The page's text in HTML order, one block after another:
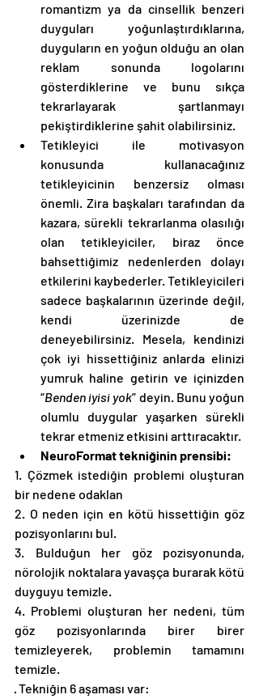
romantizm ya da cinsellik benzeri
duyguları yoğunlaştırdıklarına,
duyguların en yoğun olduğu an olan
reklam sonunda logolarını
gösterdiklerine ve bunu sıkça
tekrarlayarak şartlanmayı
pekiştirdiklerine şahit olabilirsiniz.
Tetikleyici ile motivasyon
konusunda kullanacağınız
tetikleyicinin benzersiz olması
önemli. Zira başkaları tarafından da
kazara, sürekli tekrarlanma olasılığı
olan tetikleyiciler, biraz önce
bahsettiğimiz nedenlerden dolayı
etkilerini kaybederler. Tetikleyicileri
sadece başkalarının üzerinde değil,
kendi üzerinizde de
deneyebilirsiniz. Mesela, kendinizi
çok iyi hissettiğiniz anlarda elinizi
yumruk haline getirin ve içinizden
“Benden iyisi yok” deyin. Bunu yoğun
olumlu duygular yaşarken sürekli
tekrar etmeniz etkisini arttıracaktır.
NeuroFormat tekniğinin prensibi:
1. Çözmek istediğin problemi oluşturan
bir nedene odaklan
2. O neden için en kötü hissettiğin göz
pozisyonlarını bul.
3. Bulduğun her göz pozisyonunda,
nörolojik noktalara yavaşça burarak kötü
duyguyu temizle.
4. Problemi oluşturan her nedeni, tüm
göz pozisyonlarında birer birer
temizleyerek, problemin tamamını
temizle.
· Tekniğin 6 aşaması var: